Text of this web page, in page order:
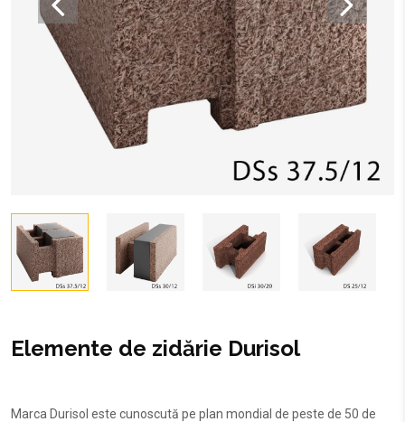
Elemente de zidărie Durisol
Marca Durisol este cunoscută pe plan mondial de peste de 50 de